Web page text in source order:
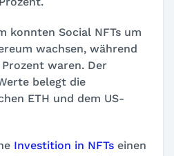
konnten Social NFTs um
wachsen, während
waren. Der
belegt die
ETH und dem US-
Investition in NFTs einen